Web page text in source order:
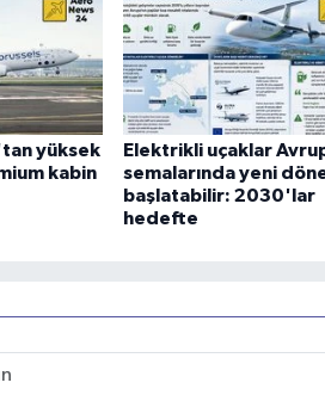
yüksek
kabin
Elektrikli uçaklar
semalarında yeni
başlatabilir: 2030'lar
hedefte